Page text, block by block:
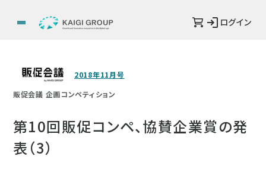
ログイン
2018年11月号
販促会議 企画コンペティション
第10回販促コンペ、協賛企業賞の発
表（3）